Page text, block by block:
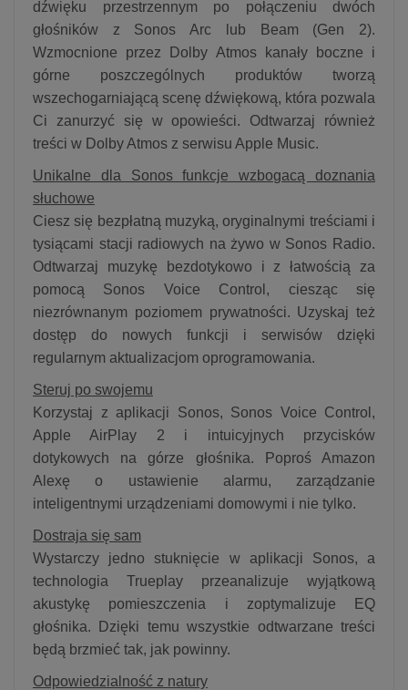
dźwięku przestrzennym po połączeniu dwóch
głośników z Sonos Arc lub Beam (Gen 2).
Wzmocnione przez Dolby Atmos kanały boczne i
górne poszczególnych produktów tworzą
wszechogarniającą scenę dźwiękową, która pozwala
Ci zanurzyć się w opowieści. Odtwarzaj również
treści w Dolby Atmos z serwisu Apple Music.
Unikalne dla Sonos funkcje wzbogacą doznania
słuchowe
Ciesz się bezpłatną muzyką, oryginalnymi treściami i
tysiącami stacji radiowych na żywo w Sonos Radio.
Odtwarzaj muzykę bezdotykowo i z łatwością za
pomocą Sonos Voice Control, ciesząc się
niezrównanym poziomem prywatności. Uzyskaj też
dostęp do nowych funkcji i serwisów dzięki
regularnym aktualizacjom oprogramowania.
Steruj po swojemu
Korzystaj z aplikacji Sonos, Sonos Voice Control,
Apple AirPlay 2 i intuicyjnych przycisków
dotykowych na górze głośnika. Poproś Amazon
Alexę o ustawienie alarmu, zarządzanie
inteligentnymi urządzeniami domowymi i nie tylko.
Dostraja się sam
Wystarczy jedno stuknięcie w aplikacji Sonos, a
technologia Trueplay przeanalizuje wyjątkową
akustykę pomieszczenia i zoptymalizuje EQ
głośnika. Dzięki temu wszystkie odtwarzane treści
będą brzmieć tak, jak powinny.
Odpowiedzialność z natury